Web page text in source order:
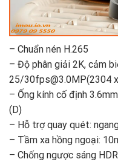
– Chuẩn nén H.265
– Độ phân giải 2K, cảm
25/30fps@3.0MP(2304
– Ống kính cố định
(D)
– Hỗ trợ quay quét:
– Tầm xa hồng ngoại:
– Chống ngược sáng